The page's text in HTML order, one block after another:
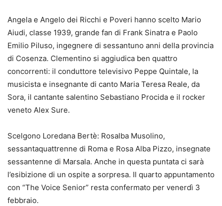
Angela e Angelo dei Ricchi e Poveri hanno scelto Mario
Aiudi, classe 1939, grande fan di Frank Sinatra e Paolo
Emilio Piluso, ingegnere di sessantuno anni della provincia
di Cosenza. Clementino si aggiudica ben quattro
concorrenti: il conduttore televisivo Peppe Quintale, la
musicista e insegnante di canto Maria Teresa Reale, da
Sora, il cantante salentino Sebastiano Procida e il rocker
veneto Alex Sure.
Scelgono Loredana Bertè: Rosalba Musolino,
sessantaquattrenne di Roma e Rosa Alba Pizzo, insegnate
sessantenne di Marsala. Anche in questa puntata ci sarà
l’esibizione di un ospite a sorpresa. Il quarto appuntamento
con “The Voice Senior” resta confermato per venerdì 3
febbraio.